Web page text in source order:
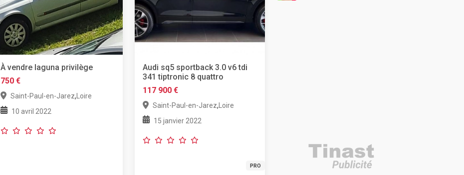
À vendre laguna privilège
750 €
Saint-Paul-en-Jarez,Loire
10 avril 2022
Audi sq5 sportback 3.0 v6 tdi
341 tiptronic 8 quattro
117 900 €
Saint-Paul-en-Jarez,Loire
15 janvier 2022
PRO